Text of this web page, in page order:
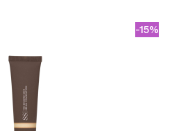
ICH
Durch die Erstellung
Einkäufe schnell
ESPAÑOL
-15%